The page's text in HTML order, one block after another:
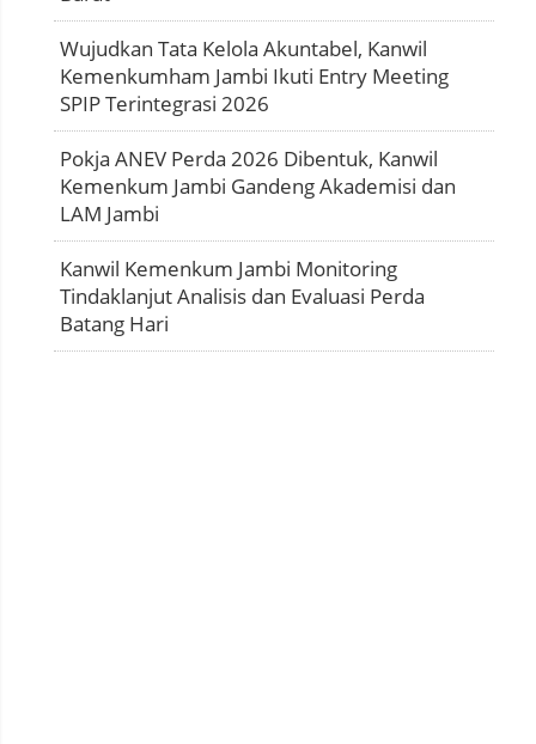
Wujudkan Tata Kelola Akuntabel, Kanwil
Kemenkumham Jambi Ikuti Entry Meeting
SPIP Terintegrasi 2026
Pokja ANEV Perda 2026 Dibentuk, Kanwil
Kemenkum Jambi Gandeng Akademisi dan
LAM Jambi
Kanwil Kemenkum Jambi Monitoring
Tindaklanjut Analisis dan Evaluasi Perda
Batang Hari